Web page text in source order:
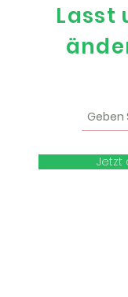
Lasst
Jetzt